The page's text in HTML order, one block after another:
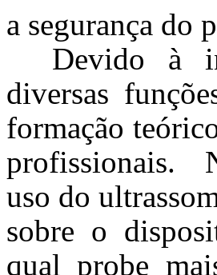
a segurança do
Devido à
diversas
formação
profissionais.
uso do
sobre o
qual probe